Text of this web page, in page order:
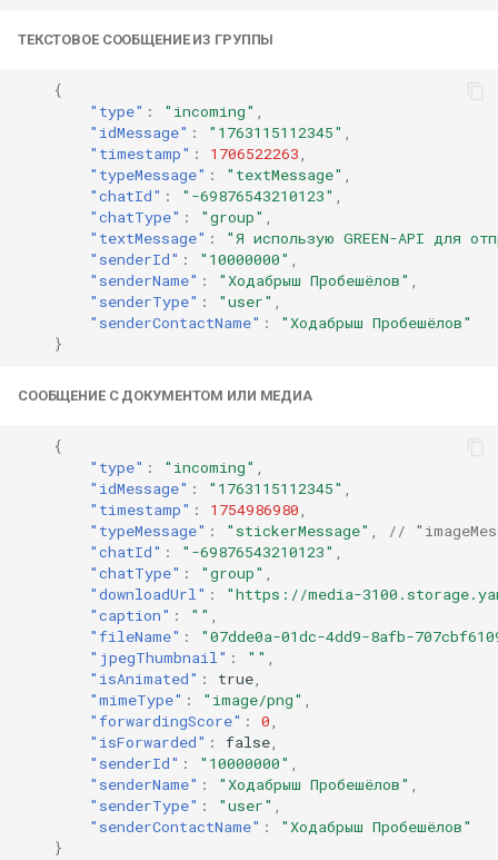
ТЕКСТОВОЕ СООБЩЕНИЕ ИЗ ГРУППЫ
{
"type" : "incoming" ,
"idMessage" : "1763115112345" ,
"timestamp" : 1706522263,
"typeMessage" : "textMessage" ,
"chatId" : "-69876543210123" ,
"chatType" : "group" ,
"textMessage" :
"Я использую GREEN-API для
"senderId" : "10000000" ,
"senderName" : "Ходабрыш Пробешёлов" ,
"senderType" : "user" ,
"senderContactName" :
"Ходабрыш Пробешёлов"
}
СООБЩЕНИЕ С ДОКУМЕНТОМ ИЛИ МЕДИА
{
"type" : "incoming" ,
"idMessage" : "1763115112345" ,
"timestamp" : 1754986980,
"typeMessage" : "stickerMessage" ,
//
"chatId" : "-69876543210123" ,
"chatType" : "group" ,
"downloadUrl" :
"https://media-
"caption" : "" ,
"fileName" :
"07dde0a-01dc-4dd9-8afb-
"jpegThumbnail" : "" ,
"isAnimated" : true,
"mimeType" : "image/png" ,
"forwardingScore" : 0,
"isForwarded" : false,
"senderId" : "10000000" ,
"senderName" : "Ходабрыш Пробешёлов" ,
"senderType" : "user" ,
"senderContactName" :
"Ходабрыш Пробешёлов"
}